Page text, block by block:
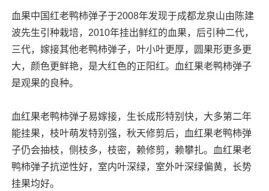
血果中国红老鸭柿弹子于2008年发现于成都龙泉山由陈建
波先生引种栽培，2010年挂出鲜红的血果，后引种二代，
三代，嫁接其他老鸭柿弹子，叶小叶更厚，圆果形更多更
大，颜色更鲜艳，是大红色的正阳红。血红果老鸭柿弹子
是观果的良种。
血红果老鸭柿弹子易嫁接，生长成形特别快，大多第二年
能挂果，枝叶萌发特别强，秋天修剪后，血红果老鸭柿弹
子仍会抽枝，侧枝多，枝密，赖修剪，赖攀扎。血红果老
鸭柿弹子抗逆性好，室内叶深绿，室外叶深绿偏黄，长势
挂果均好。